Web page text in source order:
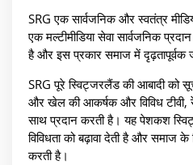
SRG एक सार्वजनिक और स्वतंत्र
एक मल्टीमीडिया सेवा सार्वजनिक
है और इस प्रकार समाज में दृढ़तापूर्वक
SRG पूरे स्विट्जरलैंड की आबादी को
और खेल की आकर्षक और विविध
साथ प्रदान करती है। यह पेशकश
विविधता को बढ़ावा देती है और समाज
करती है।